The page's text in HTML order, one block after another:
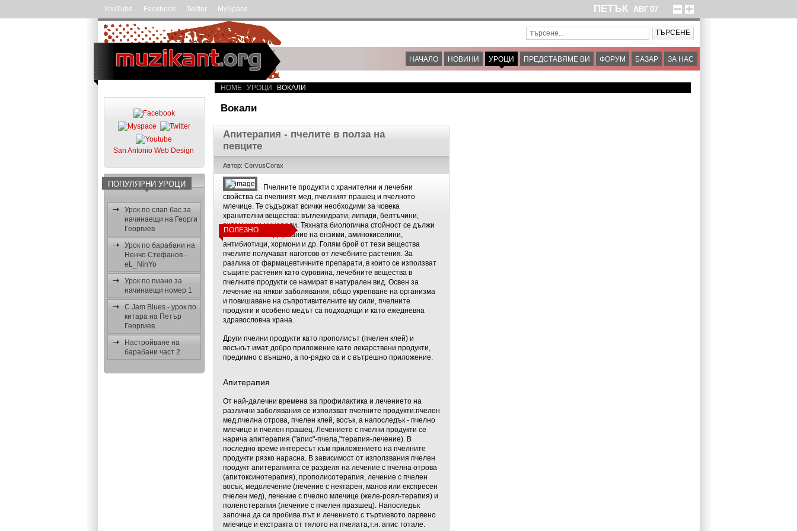
YouTube Facebook Twitter MySpace ПЕТЪК АВГ 07
НАЧАЛО НОВИНИ УРОЦИ ПРЕДСТАВЯМЕ ВИ ФОРУМ БАЗАР ЗА НАС
San Antonio Web Design
ПОПУЛЯРНИ УРОЦИ
Урок по слап бас за
начинаещи на Георги
Георгиев
Урок по барабани на
Ненчо Стефанов -
eL_NinYo
Урок по пиано за
начинаещи номер 1
C Jam Blues - урок по
китара на Петър
Георгиев
Настройване на
барабани част 2
HOME УРОЦИ ВОКАЛИ
Вокали
Апитерапия - пчелите в полза на
певците
Автор: CorvusCorax
ПОЛЕЗНО
Пчелните продукти с хранителни и лечебни
свойства са пчелният мед, пчелният прашец и пчелното
млечице. Те съдържат всички необходими за човека
хранителни вещества: въглехидрати, липиди, белтъчини,
витамини и минерали. Тяхната биологична стойност се дължи
на богатото съдържание на ензими, аминокиселини,
антибиотици, хормони и др. Голям брой от тези вещества
пчелите получават наготово от лечебните растения. За
разлика от фармацевтичните препарати, в които се използват
същите растения като суровина, лечебните вещества в
пчелните продукти се намират в натурален вид. Освен за
лечение на някои заболявания, общо укрепване на организма
и повишаване на съпротивителните му сили, пчелните
продукти и особено медът са подходящи и като ежедневна
здравословна храна.
Други пчелни продукти като прополисът (пчелен клей) и
восъкът имат добро приложение като лекарствени продукти,
предимно с външно, а по-рядко са и с вътрешно приложение.
Апитерапия
От най-далечни времена за профилактика и лечението на
различни заболявания се използват пчелните продукти:пчелен
мед,пчелна отрова, пчелен клей, восък, а напоследък - пчелно
млечице и пчелен прашец. Лечението с пчелни продукти се
нарича апитерапия ("апис"-пчела,"терапия-лечение). В
последно време интересът към приложението на пчелните
продукти рязко нарасна. В зависимост от използвания пчелен
продукт апитерапията се разделя на лечение с пчелна отрова
(апитоксинотерапия), прополисотерапия, лечение с пчелен
восък, медолечение (лечение с нектарен, манов или експресен
пчелен мед), лечение с пчелно млечице (желе-роял-терапия) и
поленотерапия (лечение с пчелен празшец). Напоследък
започна да си пробива път и лечението с търтиевото ларвено
млечице и екстракта от тялото на пчелата,т.н. апис тотале.